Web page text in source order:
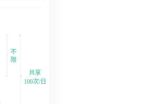
不
限
共享
100次/日